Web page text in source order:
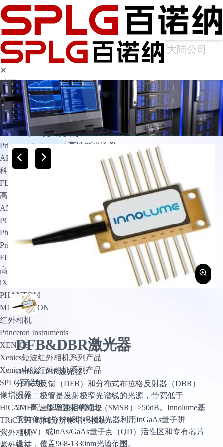
大陆公司
✕
首页
产品中心
光谱仪
Arcoptix傅里叶变换红外光谱仪
Ocean Optics光纤光谱仪
Princeton Instruments高性能光谱仪
APE光谱仪
科学成像
FLIM相机
高灵敏相机
ANDOR
PCO
PhotoMetrics
Princeton Instruments
FLI
高速相机
iX Cameras
PHANTOM
MIKROTRON
红外相机
Princeton Instruments
XENICS
Xenics短波红外相机系列产品
Xenics中波红外相机系列产品
SPLG百诺纳
像增强器
HiCATT 高速像增强相机模块
TRiCATT 时间分辨像增强模块
紫外相机
紫外镜头
DFB&DBR激光器
DFB & DBR激光器：
分布式反馈（DFB）和分布式布拉格反射器（DBR）
激光二极管是发射极窄光谱线的光源，带宽低于
5MHz，典型侧模抑制比（SMSR）>50dB。Innolume基
于砷化镓的DFB和DBR激光器利用InGaAs量子阱
（QW）或InAs/GaAs量子点（QD）活性区和专有芯片
设计，覆盖968-1330nm光谱范围。